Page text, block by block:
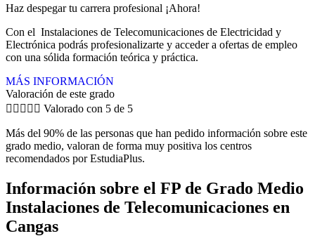
Haz despegar tu carrera profesional ¡Ahora!
Con el Instalaciones de Telecomunicaciones de Electricidad y
Electrónica podrás profesionalizarte y acceder a ofertas de empleo
con una sólida formación teórica y práctica.
MÁS INFORMACIÓN
Valoración de este grado
     Valorado con 5 de 5
Más del 90% de las personas que han pedido información sobre este
grado medio, valoran de forma muy positiva los centros
recomendados por EstudiaPlus.
Información sobre el FP de Grado Medio
Instalaciones de Telecomunicaciones en
Cangas